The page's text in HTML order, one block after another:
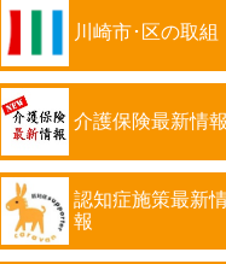
川崎市･区の取組
介護保険最新情報
認知症施策最新
報